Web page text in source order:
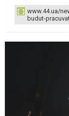
www.44.ua/
budut-